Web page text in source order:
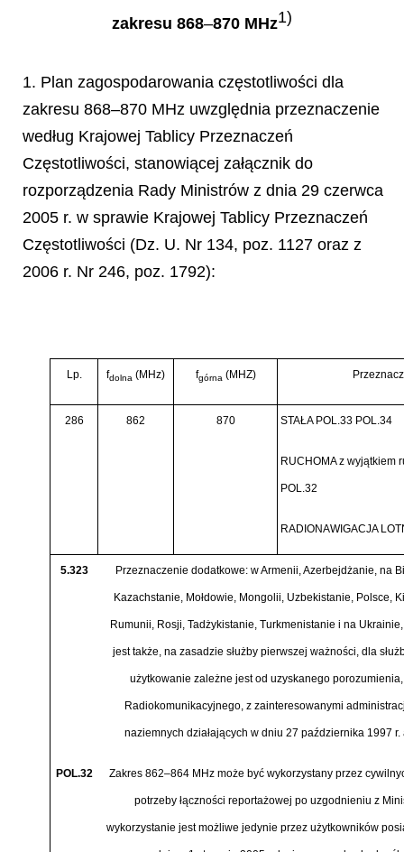
zakresu 868–870 MHz1)
1. Plan zagospodarowania częstotliwości dla
zakresu 868–870 MHz uwzględnia przeznaczenie
według Krajowej Tablicy Przeznaczeń
Częstotliwości, stanowiącej załącznik do
rozporządzenia Rady Ministrów z dnia 29 czerwca
2005 r. w sprawie Krajowej Tablicy Przeznaczeń
Częstotliwości (Dz. U. Nr 134, poz. 1127 oraz z
2006 r. Nr 246, poz. 1792):
Lp. fdolna (MHz) fgórna (MHZ)
286 862 870 STAŁA POL.33 POL.34
RUCHOMA z wyjątkiem
POL.32
RADIONAWIGACJA
5.323 Przeznaczenie dodatkowe: w Armenii, Azerbejdżanie, na
Kazachstanie, Mołdowie, Mongolii, Uzbekistanie, Polsce,
Rumunii, Rosji, Tadżykistanie, Turkmenistanie i na
jest także, na zasadzie służby pierwszej ważności, dla służ
użytkowanie zależne jest od uzyskanego
Radiokomunikacyjnego, z zainteresowanymi
naziemnych działających w dniu 27 października 1997 r.
POL.32 Zakres 862–864 MHz może być wykorzystany przez
potrzebyłączności reportażowej po uzgodnieniu z
wykorzystanie jest moż liwe jedynie przez użytkowników